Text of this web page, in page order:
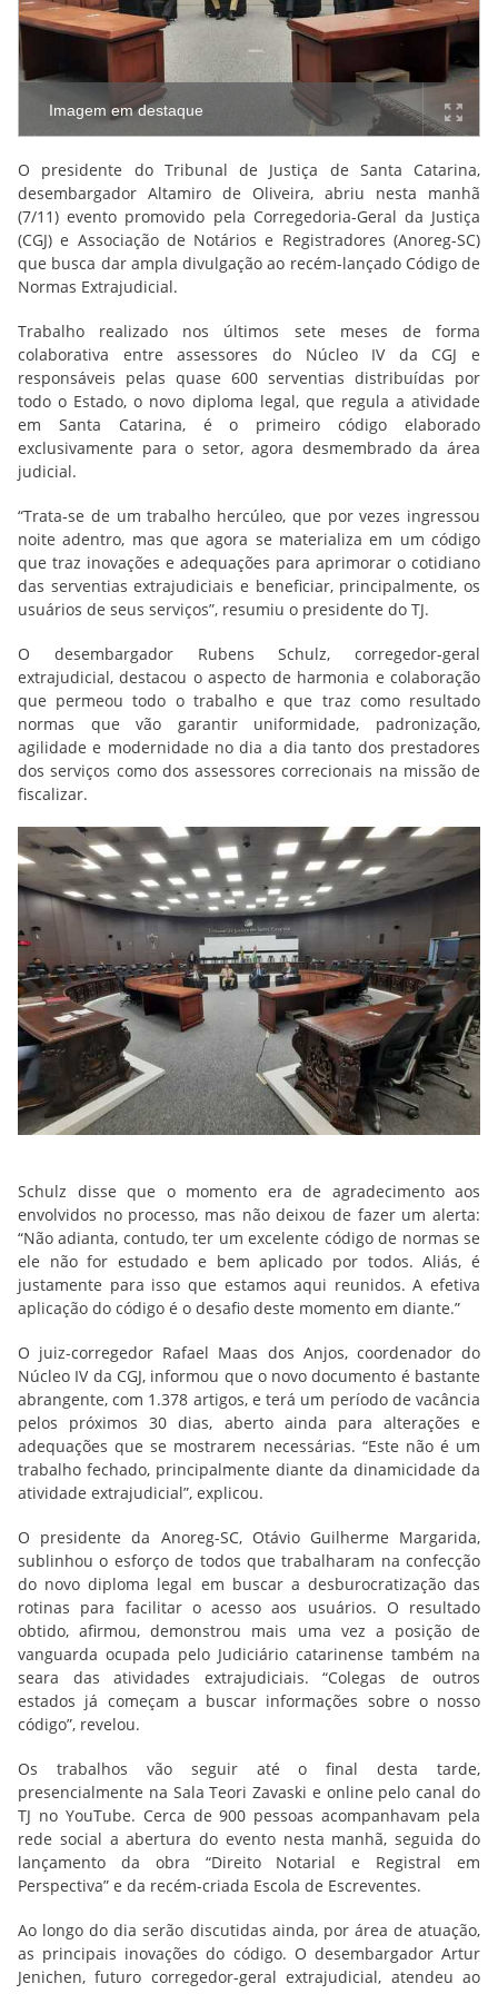
Imagem em destaque
O presidente do Tribunal de Justiça de Santa Catarina,
desembargador Altamiro de Oliveira, abriu nesta manhã
(7/11) evento promovido pela Corregedoria-Geral da Justiça
(CGJ) e Associação de Notários e Registradores (Anoreg-SC)
que busca dar ampla divulgação ao recém-lançado Código de
Normas Extrajudicial.
Trabalho realizado nos últimos sete meses de forma
colaborativa entre assessores do Núcleo IV da CGJ e
responsáveis pelas quase 600 serventias distribuídas por
todo o Estado, o novo diploma legal, que regula a atividade
em Santa Catarina, é o primeiro código elaborado
exclusivamente para o setor, agora desmembrado da área
judicial.
“Trata-se de um trabalho hercúleo, que por vezes ingressou
noite adentro, mas que agora se materializa em um código
que traz inovações e adequações para aprimorar o cotidiano
das serventias extrajudiciais e beneficiar, principalmente, os
usuários de seus serviços”, resumiu o presidente do TJ.
O desembargador Rubens Schulz, corregedor-geral
extrajudicial, destacou o aspecto de harmonia e colaboração
que permeou todo o trabalho e que traz como resultado
normas que vão garantir uniformidade, padronização,
agilidade e modernidade no dia a dia tanto dos prestadores
dos serviços como dos assessores correcionais na missão de
fiscalizar.
Schulz disse que o momento era de agradecimento aos
envolvidos no processo, mas não deixou de fazer um alerta:
“Não adianta, contudo, ter um excelente código de normas se
ele não for estudado e bem aplicado por todos. Aliás, é
justamente para isso que estamos aqui reunidos. A efetiva
aplicação do código é o desafio deste momento em diante.”
O juiz-corregedor Rafael Maas dos Anjos, coordenador do
Núcleo IV da CGJ, informou que o novo documento é bastante
abrangente, com 1.378 artigos, e terá um período de vacância
pelos próximos 30 dias, aberto ainda para alterações e
adequações que se mostrarem necessárias. “Este não é um
trabalho fechado, principalmente diante da dinamicidade da
atividade extrajudicial”, explicou.
O presidente da Anoreg-SC, Otávio Guilherme Margarida,
sublinhou o esforço de todos que trabalharam na confecção
do novo diploma legal em buscar a desburocratização das
rotinas para facilitar o acesso aos usuários. O resultado
obtido, afirmou, demonstrou mais uma vez a posição de
vanguarda ocupada pelo Judiciário catarinense também na
seara das atividades extrajudiciais. “Colegas de outros
estados já começam a buscar informações sobre o nosso
código”, revelou.
Os trabalhos vão seguir até o final desta tarde,
presencialmente na Sala Teori Zavaski e online pelo canal do
TJ no YouTube. Cerca de 900 pessoas acompanhavam pela
rede social a abertura do evento nesta manhã, seguida do
lançamento da obra “Direito Notarial e Registral em
Perspectiva” e da recém-criada Escola de Escreventes.
Ao longo do dia serão discutidas ainda, por área de atuação,
as principais inovações do código. O desembargador Artur
Jenichen, futuro corregedor-geral extrajudicial, atendeu ao